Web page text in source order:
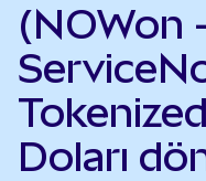
(NOWon
Doları